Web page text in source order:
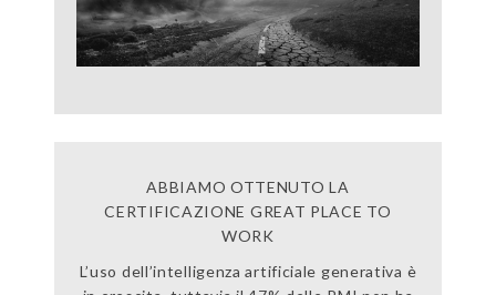
ABBIAMO OTTENUTO LA
CERTIFICAZIONE GREAT PLACE TO
WORK
L’uso dell’intelligenza artificiale generativa è